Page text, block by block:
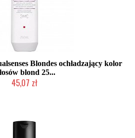
Blondes ochładzający kolor
blond 25...
45,07 zł